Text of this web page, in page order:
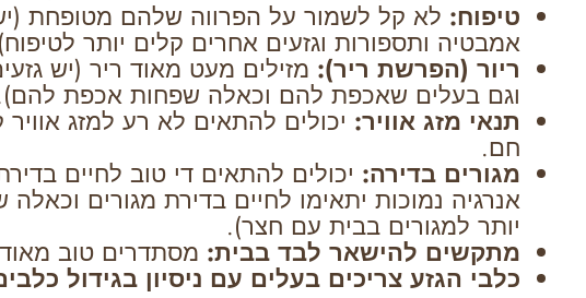
טיפוח: לא קל לשמור על הפרווה שלהם מטופחת
אמבטיה ותספורות וגזעים אחרים קלים יותר
ריור (הפרשת ריר): מזילים מעט מאוד ריר (יש
וגם בעלים שאכפת להם וכאלה שפחות אכפת
תנאי מזג אוויר: יכולים להתאים לא רע למזג
חם.
מגורים בדירה: יכולים להתאים די טוב לחיים
אנרגיה נמוכות יתאימו לחיים בדירת מגורים
יותר למגורים בבית עם חצר).
מתקשים להישאר לבד בבית: מסתדרים טוב
כלבי הגזע צריכים בעלים עם ניסיון בגידול